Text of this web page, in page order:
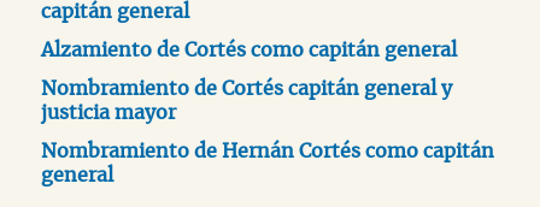
capitán general
Alzamiento de Cortés como capitán general
Nombramiento de Cortés capitán general y
justicia mayor
Nombramiento de Hernán Cortés como capitán
general